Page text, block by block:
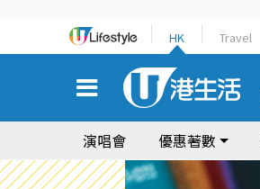
HK Travel
演唱會 優惠著數